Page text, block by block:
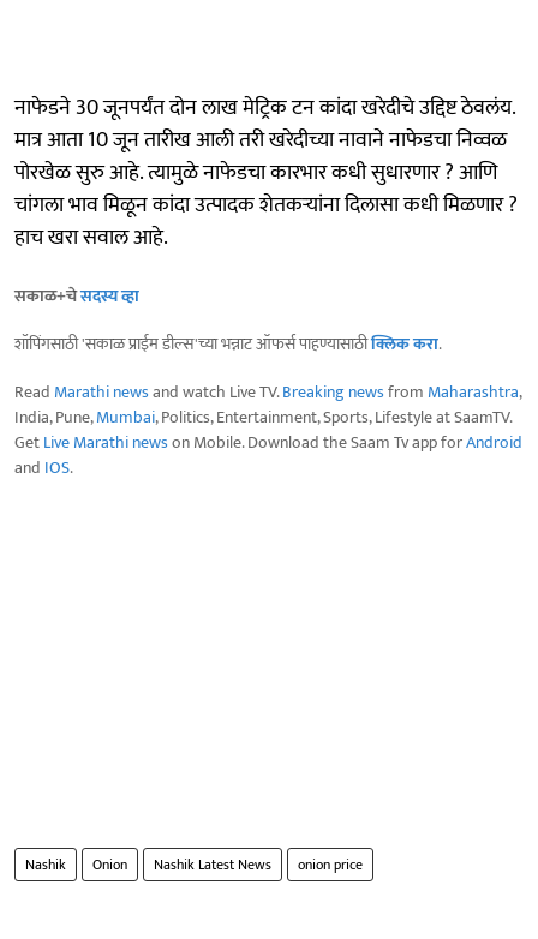
नाफेडने 30 जूनपर्यंत दोन लाख मेट्रिक टन कांदा खरेदीचे उद्दिष्ट ठेवलंय.
मात्र आता 10 जून तारीख आली तरी खरेदीच्या नावाने नाफेडचा निव्वळ
पोरखेळ सुरु आहे. त्यामुळे नाफेडचा कारभार कधी सुधारणार ? आणि
चांगला भाव मिळून कांदा उत्पादक शेतकऱ्यांना दिलासा कधी मिळणार ?
हाच खरा सवाल आहे.
सकाळ+चेसदस्य व्हा
शॉपिंगसाठी 'सकाळ प्राईम डील्स'च्या भन्नाट ऑफर्स पाहण्यासाठीक्लिक करा.
Read Marathi newsand watch Live TV.Breaking newsfrom Maharashtra,
India, Pune,Mumbai, Politics, Entertainment, Sports, Lifestyle at SaamTV.
GetLive Marathi newson Mobile. Download the Saam Tv app forAndroid
and IOS.
Nashik Onion Nashik Latest News onion price